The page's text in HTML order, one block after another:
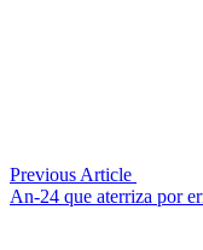
Previous Article
An-24 que aterriza por